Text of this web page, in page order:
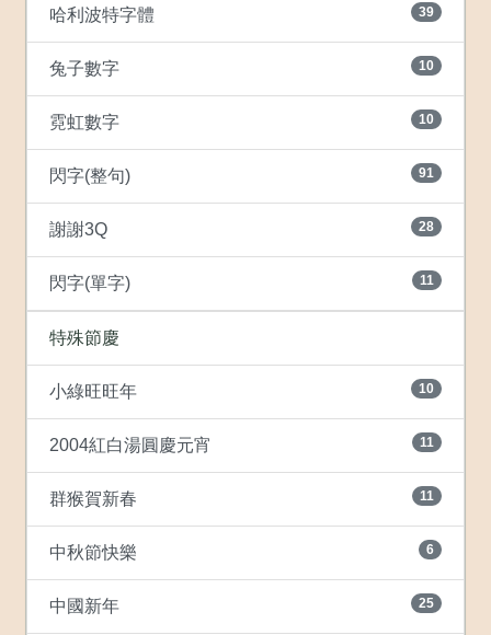
哈利波特字體 39
兔子數字 10
霓虹數字 10
閃字(整句) 91
謝謝3Q 28
閃字(單字) 11
特殊節慶
小綠旺旺年 10
2004紅白湯圓慶元宵 11
群猴賀新春 11
中秋節快樂 6
中國新年 25